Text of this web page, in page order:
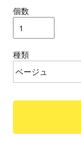
個数
種類